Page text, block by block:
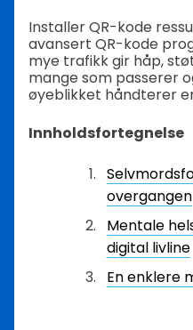
Installer QR-kode
avansert QR-kode
mye trafikk gir håp,
mange som passerer
øyeblikket håndterer
Innholdsfortegnelse
overgangen
Mentale
digital livline
En enklere